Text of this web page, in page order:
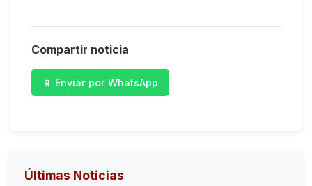
Compartir noticia
📱 Enviar por WhatsApp
Últimas Noticias